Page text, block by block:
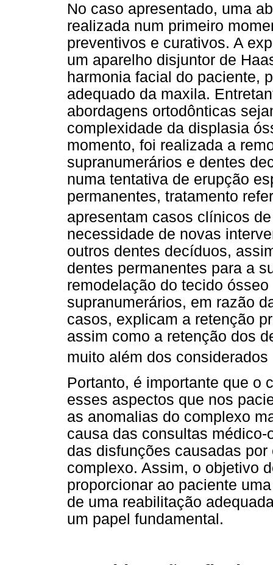
No caso apresentado, uma
realizada num primeiro
preventivos e curativos. A
um aparelho disjuntor de
harmonia facial do paciente,
adequado da maxila.
abordagens ortodônticas
complexidade da displasia
momento, foi realizada a
supranumerários e dentes
numa tentativa de erupção
permanentes, tratamento
apresentam casos clínicos
necessidade de novas
outros dentes decíduos,
dentes permanentes para a
remodelação do tecido
supranumerários, em razão
casos, explicam a retenção
assim como a retenção dos
muito além dos considerados
Portanto, é importante que o
esses aspectos que nos
as anomalias do complexo
causa das consultas
das disfunções causadas
complexo. Assim, o objetivo
proporcionar ao paciente
de uma reabilitação
um papel fundamental.